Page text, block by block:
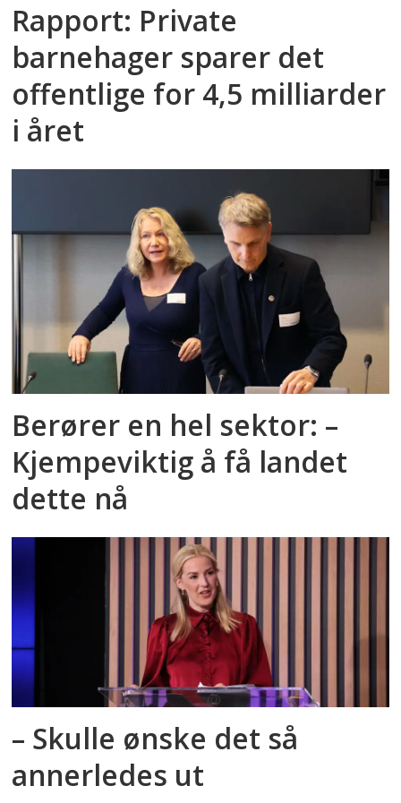
Rapport: Private
barnehager sparer det
offentlige for 4,5 milliarder
i året
Berører en hel sektor: –
Kjempeviktig å få landet
dette nå
– Skulle ønske det så
annerledes ut